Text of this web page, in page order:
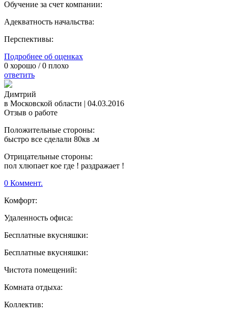
Обучение за счет компании:
Адекватность начальства:
Перспективы:
Подробнее об оценках
0 хорошо /0 плохо
ответить
Димтрий
в Московской области | 04.03.2016
Отзыв о работе
Положительные стороны:
быстро все сделали 80кв .м
Отрицательные стороны:
пол хлюпает кое где ! раздражает !
0 Коммент.
Комфорт:
Удаленность офиса:
Бесплатные вкусняшки:
Бесплатные вкусняшки:
Чистота помещений:
Комната отдыха:
Коллектив: